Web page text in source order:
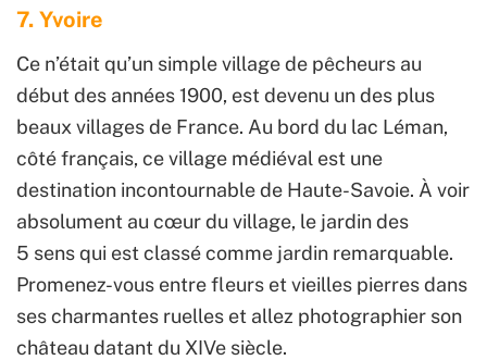
7. Yvoire
Ce n’était qu’un simple village de pêcheurs au
début des années 1900, est devenu un des plus
beaux villages de France. Au bord du lac Léman,
côté français, ce village médiéval est une
destination incontournable de Haute-Savoie. À voir
absolument au cœur du village, le jardin des
5 sens qui est classé comme jardin remarquable.
Promenez-vous entre fleurs et vieilles pierres dans
ses charmantes ruelles et allez photographier son
château datant du XIVe siècle.